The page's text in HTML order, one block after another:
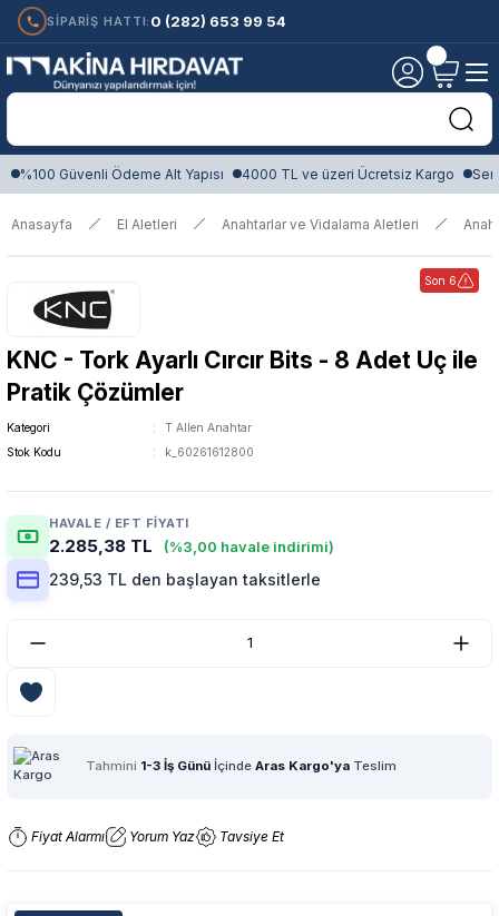
SİPARİŞ HATTI: 0 (282) 653 99 54
%100 Güvenli Ödeme Alt Yapısı 4000 TL ve üzeri Ücretsiz Kargo
Anasayfa El Aletleri Anahtarlar ve Vidalama Aletleri
Son 6
KNC - Tork Ayarlı Cırcır Bits - 8 Adet Uç ile
Pratik Çözümler
Kategori
T Allen Anahtar
Stok Kodu
k_60261612800
HAVALE / EFT FIYATI
2.285,38 TL (%3,00 havale indirimi)
239,53 TL den başlayan taksitlerle
Tahmini 1-3 İş Günü İçinde Aras Kargo'ya Teslim
Fiyat Alarmı Yorum Yaz Tavsiye Et